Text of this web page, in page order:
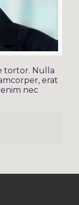
tortor. Nulla
erat
nec